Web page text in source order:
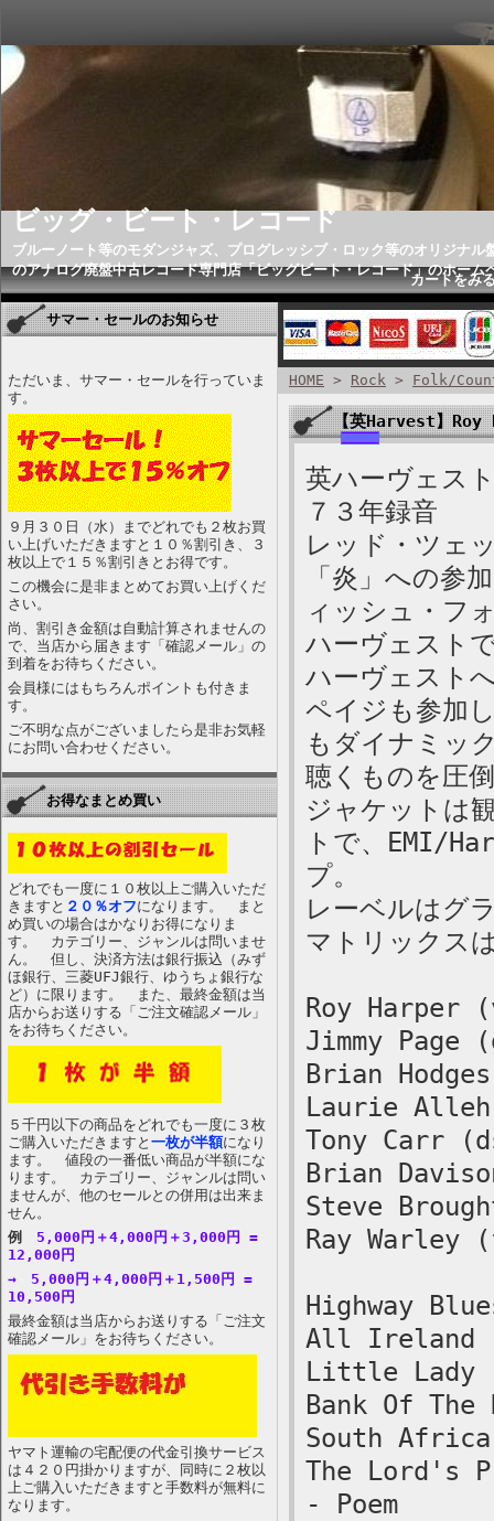
ビッグ・ビート・レコード
ブルーノート等のモダンジャズ、プログレッシブ・ロック等のオリジナル
のアナログ廃盤中古レコード専門店「ビッグビート・レコード」のホーム
カートをみ
サマー・セールのお知らせ
ただいま、サマー・セールを行っていま
す。
９月３０日（水）までどれでも２枚お買
い上げいただきますと１０％割引き、３
枚以上で１５％割引きとお得です。
この機会に是非まとめてお買い上げくだ
さい。
尚、割引き金額は自動計算されませんの
で、当店から届きます「確認メール」の
到着をお待ちください。
会員様にはもちろんポイントも付きま
す。
ご不明な点がございましたら是非お気軽
にお問い合わせください。
お得なまとめ買い
どれでも一度に１０枚以上ご購入いただ
きますと ２０％オフになります。 まと
め買いの場合はかなりお得になりま
す。 カテゴリー、ジャンルは問いませ
ん。 但し、決済方法は銀行振込（みず
ほ銀行、三菱UFJ銀行、ゆうちょ銀行な
ど）に限ります。 また、最終金額は当
店からお送りする「ご注文確認メール」
をお待ちください。
５千円以下の商品をどれでも一度に３枚
ご購入いただきますと 一枚が半額になり
ます。 値段の一番低い商品が半額にな
ります。 カテゴリー、ジャンルは問い
ませんが、他のセールとの併用は出来ま
せん。
例
5,000円＋4,000円＋3,000円 =
12,000円
→ 5,000円＋4,000円＋1,500円 =
10,500円
最終金額は当店からお送りする「ご注文
確認メール」をお待ちください。
ヤマト運輸の宅配便の代金引換サービス
は４２０円掛かりますが、同時に２枚以
上ご購入いただきますと手数料が無料に
なります。
HOME > Rock > Folk/
【英Harvest】
英ハーヴェス
７３年録音
レッド・ツェ
「炎」への参
ィッシュ・フ
ハーヴェスト
ハーヴェスト
ペイジも参加
もダイナミッ
聴くものを圧
ジャケットは
トで、EMI/
プ。
レーベルはグ
マトリックス
Roy
Jimmy Page
Brian
Laurie
Tony Carr
Brian
Steve
Ray Warley
Highway
All Ireland
Little Lady
Bank Of The
South Africa
The Lord's
- Poem